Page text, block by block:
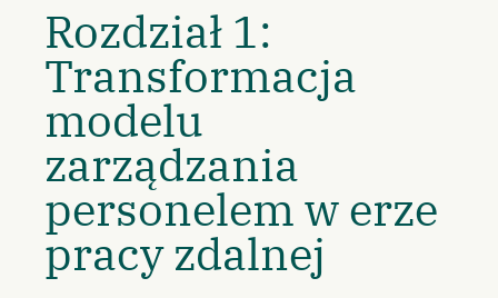
Rozdział 1:
Transformacja
modelu
zarządzania
personelem w erze
pracy zdalnej